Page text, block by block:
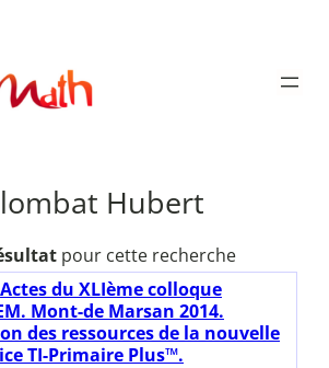
Hubert
pour cette recherche
Actes du XLIème colloque
Mont-de Marsan 2014.
des ressources de la nouvelle
TI-Primaire Plus™.